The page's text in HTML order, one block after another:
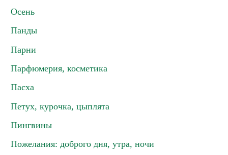
Осень
Панды
Парни
Парфюмерия, косметика
Пасха
Петух, курочка, цыплята
Пингвины
Пожелания: доброго дня, утра, ночи